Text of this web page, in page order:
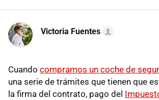
Victoria Fuentes
Cuando compramos un coche de
una serie de trámites que tienen que
la firma del contrato, pago del